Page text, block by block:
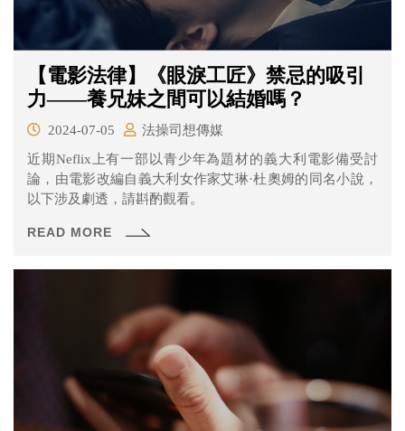
【電影法律】《眼淚工匠》禁忌的吸引
力——養兄妹之間可以結婚嗎？
2024-07-05
法操司想傳媒
近期Neflix上有一部以青少年為題材的義大利電影備受討
論，由電影改編自義大利女作家艾琳·杜奧姆的同名小說，
以下涉及劇透，請斟酌觀看。
READ MORE